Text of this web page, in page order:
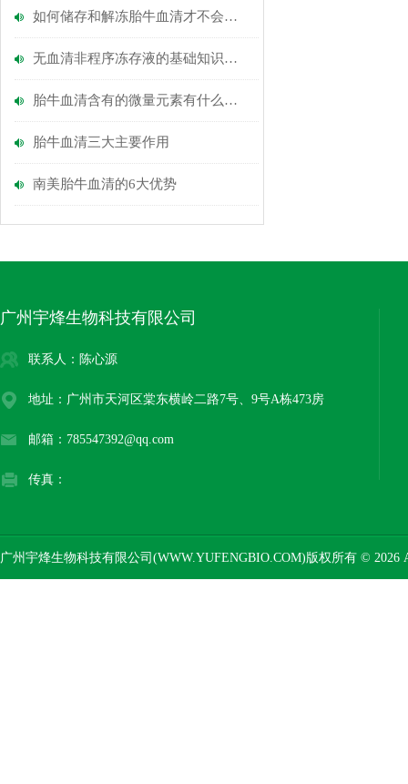
如何储存和解冻胎牛血清才不会使产品质量受损？
无血清非程序冻存液的基础知识介绍
胎牛血清含有的微量元素有什么作用?
胎牛血清三大主要作用
南美胎牛血清的6大优势
广州宇烽生物科技有限公司
联系人：陈心源
地址：广州市天河区棠东横岭二路7号、9号A栋473房
邮箱：785547392@qq.com
传真：
广州宇烽生物科技有限公司(WWW.YUFENGBIO.COM)版权所有 © 2026